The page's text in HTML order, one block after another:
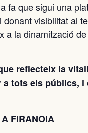
fa que sigui una
visibilitat al
a la dinamització
reflecteix la
tots els públics,
A FIRANOIA